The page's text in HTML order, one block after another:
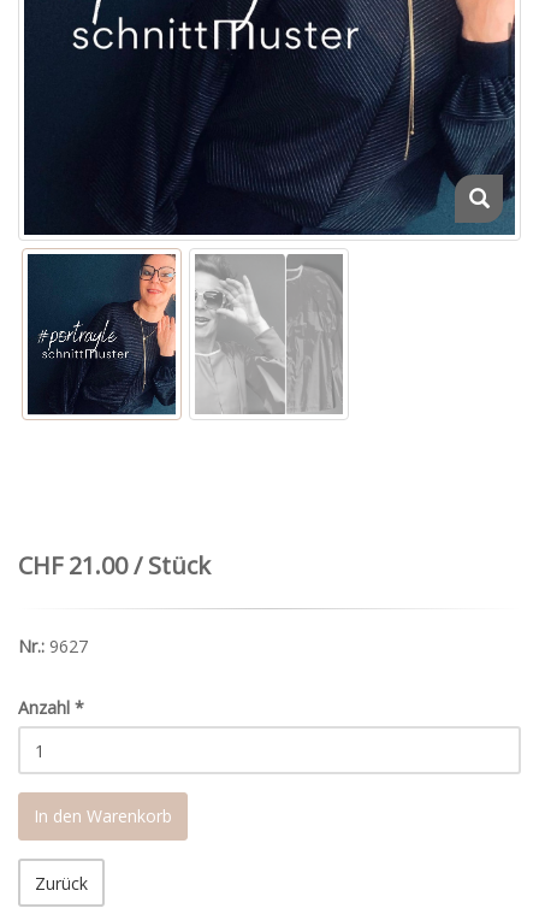
CHF 21.00 / Stück
Nr.: 9627
Anzahl *
In den Warenkorb
Zurück